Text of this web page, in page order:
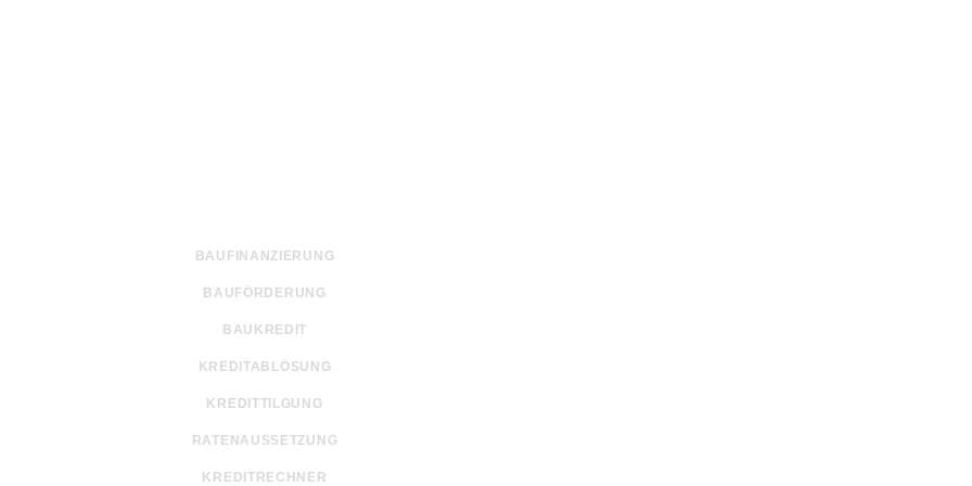
im Vergleich
BAUFINANZIERUNG
BAUFÖRDERUNG
BAUKREDIT
KREDITABLÖSUNG
KREDITTILGUNG
RATENAUSSETZUNG
KREDITRECHNER